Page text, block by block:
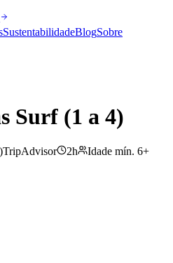
SustentabilidadeBlogSobre
Surf (1 a 4)
)TripAdvisor 2h Idade mín. 6+